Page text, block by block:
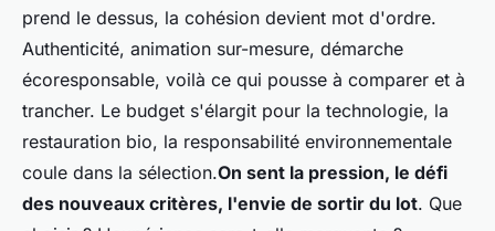
prend le dessus, la cohésion devient mot d'ordre.
Authenticité, animation sur-mesure, démarche
écoresponsable, voilà ce qui pousse à comparer et à
trancher. Le budget s'élargit pour la technologie, la
restauration bio, la responsabilité environnementale
coule dans la sélection.On sent la pression, le défi
des nouveaux critères, l'envie de sortir du lot. Que